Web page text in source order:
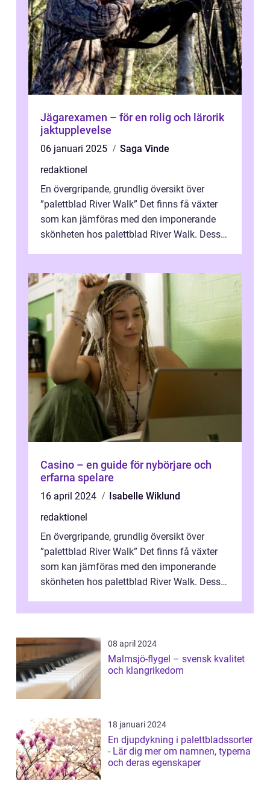
Jägarexamen – för en rolig och lärorik
jaktupplevelse
06 januari 2025
Saga Vinde
redaktionel
En övergripande, grundlig översikt över
”palettblad River Walk” Det finns få växter
som kan jämföras med den imponerande
skönheten hos palettblad River Walk. Dess
Casino – en guide för nybörjare och
erfarna spelare
16 april 2024
Isabelle Wiklund
redaktionel
En övergripande, grundlig översikt över
”palettblad River Walk” Det finns få växter
som kan jämföras med den imponerande
skönheten hos palettblad River Walk. Dess
08 april 2024
Malmsjö-flygel – svensk kvalitet
och klangrikedom
18 januari 2024
En djupdykning i palettbladssorter
- Lär dig mer om namnen, typerna
och deras egenskaper